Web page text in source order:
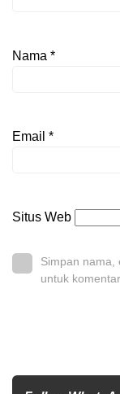
Nama *
Email *
Situs Web
Simpan nama,
untuk